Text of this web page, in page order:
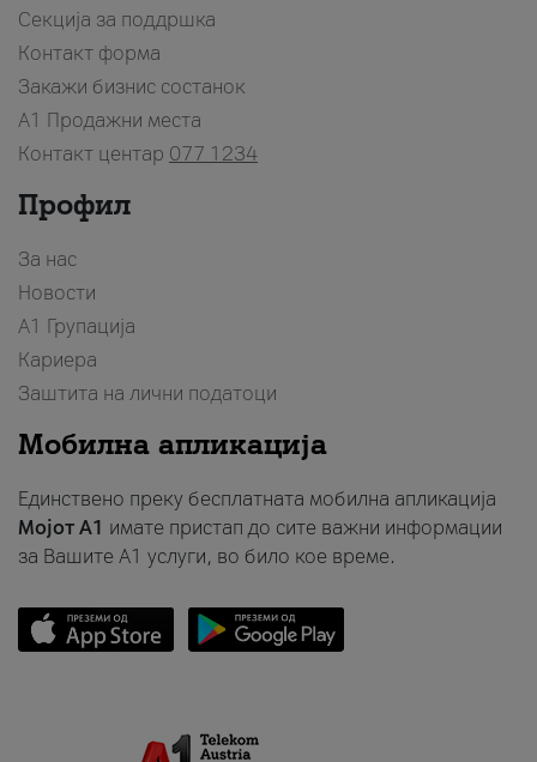
Секција за поддршка
Контакт форма
Закажи бизнис состанок
A1 Продажни места
Контакт центар 077 1234
Профил
За нас
Новости
А1 Групација
Кариера
Заштита на лични податоци
Мобилна апликација
Единствено преку бесплатната мобилна апликација
Мојот A1 имате пристап до сите важни информации
за Вашите A1 услуги, во било кое време.